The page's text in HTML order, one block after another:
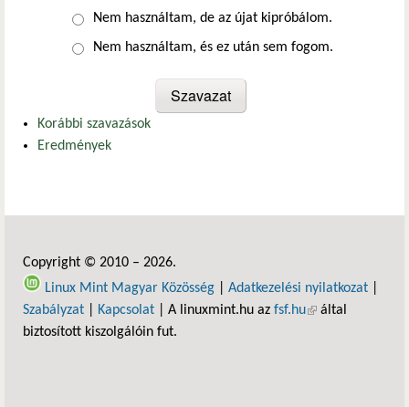
Nem használtam, de az újat kipróbálom.
Nem használtam, és ez után sem fogom.
Korábbi szavazások
Eredmények
Copyright © 2010 – 2026.
Linux Mint Magyar Közösség
Adatkezelési nyilatkozat
Szabályzat
Kapcsolat | A linuxmint.hu az fsf.hu(külső hivatkozás)
által
biztosított kiszolgálóin fut.